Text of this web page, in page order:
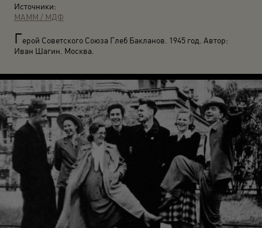
Источники:
МАММ / МДФ
Герой Советского Союза Глеб Бакланов. 1945 год. Автор:
Иван Шагин. Москва.